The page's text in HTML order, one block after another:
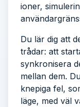
ioner,
Du lär dig att
trådar: att
syn­kroni­sera
mellan dem.
knepiga fel,
läge, med väl